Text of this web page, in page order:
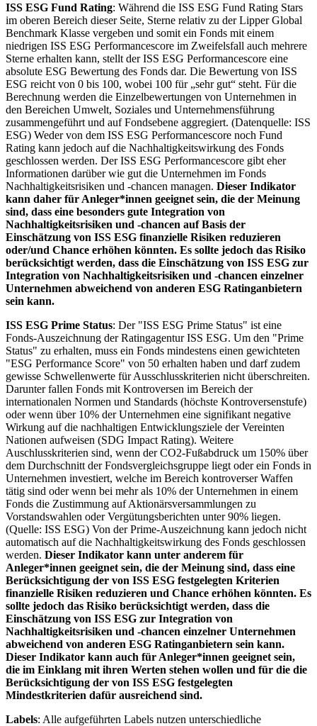
ISS ESG Fund Rating: Während die ISS ESG Fund Rating Stars
im oberen Bereich dieser Seite, Sterne relativ zu der Lipper Global
Benchmark Klasse vergeben und somit ein Fonds mit einem
niedrigen ISS ESG Performancescore im Zweifelsfall auch mehrere
Sterne erhalten kann, stellt der ISS ESG Performancescore eine
absolute ESG Bewertung des Fonds dar. Die Bewertung von ISS
ESG reicht von 0 bis 100, wobei 100 für „sehr gut“ steht. Für die
Berechnung werden die Einzelbewertungen von Unternehmen in
den Bereichen Umwelt, Soziales und Unternehmensführung
zusammengeführt und auf Fondsebene aggregiert. (Datenquelle: ISS
ESG) Weder von dem ISS ESG Performancescore noch Fund
Rating kann jedoch auf die Nachhaltigkeitswirkung des Fonds
geschlossen werden. Der ISS ESG Performancescore gibt eher
Informationen darüber wie gut die Unternehmen im Fonds
Nachhaltigkeitsrisiken und -chancen managen. Dieser Indikator
kann daher für Anleger*innen geeignet sein, die der Meinung
sind, dass eine besonders gute Integration von
Nachhaltigkeitsrisiken und -chancen auf Basis der
Einschätzung von ISS ESG finanzielle Risiken reduzieren
oder/und Chance erhöhen könnten. Es sollte jedoch das Risiko
berücksichtigt werden, dass die Einschätzung von ISS ESG zur
Integration von Nachhaltigkeitsrisiken und -chancen einzelner
Unternehmen abweichend von anderen ESG Ratinganbietern
sein kann.
ISS ESG Prime Status: Der "ISS ESG Prime Status" ist eine
Fonds-Auszeichnung der Ratingagentur ISS ESG. Um den "Prime
Status" zu erhalten, muss ein Fonds mindestens einen gewichteten
"ESG Performance Score" von 50 erhalten haben und darf zudem
gewisse Schwellenwerte für Ausschlusskriterien nicht überschreiten.
Darunter fallen Fonds mit Kontroversen im Bereich der
internationalen Normen und Standards (höchste Kontroversenstufe)
oder wenn über 10% der Unternehmen eine signifikant negative
Wirkung auf die nachhaltigen Entwicklungsziele der Vereinten
Nationen aufweisen (SDG Impact Rating). Weitere
Auschlusskriterien sind, wenn der CO2-Fußabdruck um 150% über
dem Durchschnitt der Fondsvergleichsgruppe liegt oder ein Fonds in
Unternehmen investiert, welche im Bereich kontroverser Waffen
tätig sind oder wenn bei mehr als 10% der Unternehmen in einem
Fonds die Zustimmung auf Aktionärsversammlungen zu
Vorstandswahlen oder Vergütungsberichten unter 90% liegen.
(Quelle: ISS ESG) Von der Prime-Auszeichnung kann jedoch nicht
automatisch auf die Nachhaltigkeitswirkung des Fonds geschlossen
werden. Dieser Indikator kann unter anderem für
Anleger*innen geeignet sein, die der Meinung sind, dass eine
Berücksichtigung der von ISS ESG festgelegten Kriterien
finanzielle Risiken reduzieren und Chance erhöhen könnten. Es
sollte jedoch das Risiko berücksichtigt werden, dass die
Einschätzung von ISS ESG zur Integration von
Nachhaltigkeitsrisiken und -chancen einzelner Unternehmen
abweichend von anderen ESG Ratinganbietern sein kann.
Dieser Indikator kann auch für Anleger*innen geeignet sein,
die im Einklang mit ihren Werten stehen wollen und für die die
Berücksichtigung der von ISS ESG festgelegten
Mindestkriterien dafür ausreichend sind.
Labels: Alle aufgeführten Labels nutzen unterschiedliche